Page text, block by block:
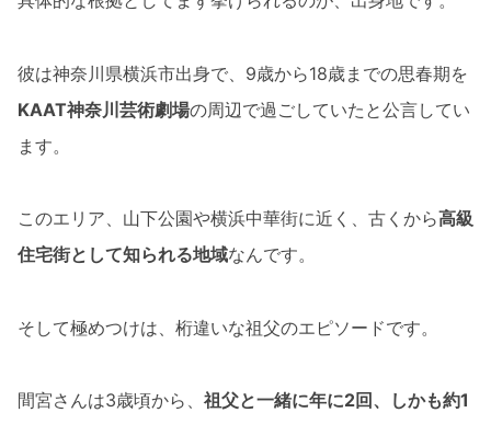
彼は神奈川県横浜市出身で、9歳から18歳までの思春期を
KAAT神奈川芸術劇場の周辺で過ごしていたと公言してい
ます。
このエリア、山下公園や横浜中華街に近く、古くから高級
住宅街として知られる地域なんです。
そして極めつけは、桁違いな祖父のエピソードです。
間宮さんは3歳頃から、 祖父と一緒に年に2回、しかも約1